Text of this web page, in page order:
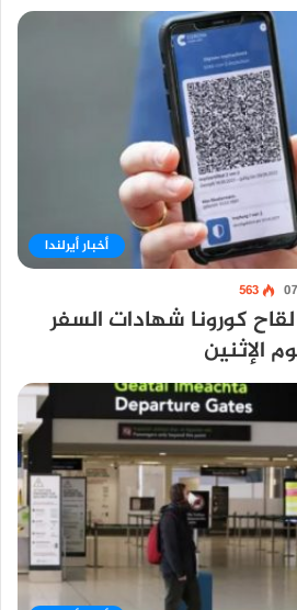
أخبار أيرلندا
563
كورونا شهادات السفر
الإثنين